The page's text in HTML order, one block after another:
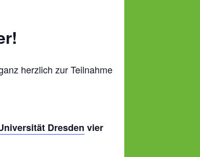
herzlich zur Teilnahme
Dresden vier